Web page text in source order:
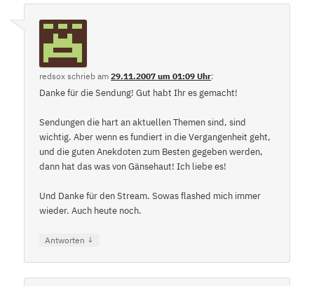
redsox schrieb am29.11.2007 um 01:09 Uhr:
Danke für die Sendung! Gut habt Ihr es gemacht!
Sendungen die hart an aktuellen Themen sind, sind
wichtig. Aber wenn es fundiert in die Vergangenheit geht,
und die guten Anekdoten zum Besten gegeben werden,
dann hat das was von Gänsehaut! Ich liebe es!
Und Danke für den Stream. Sowas flashed mich immer
wieder. Auch heute noch.
Antworten ↓